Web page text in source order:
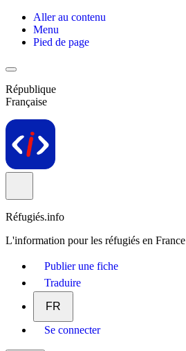
Aller au contenu
Menu
Pied de page
République
Française
Réfugiés.info
L'information pour les réfugiés en France
Publier une fiche
Traduire
FR
Se connecter